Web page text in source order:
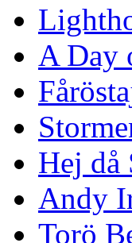
A Day
Hej då
Andy
Torö